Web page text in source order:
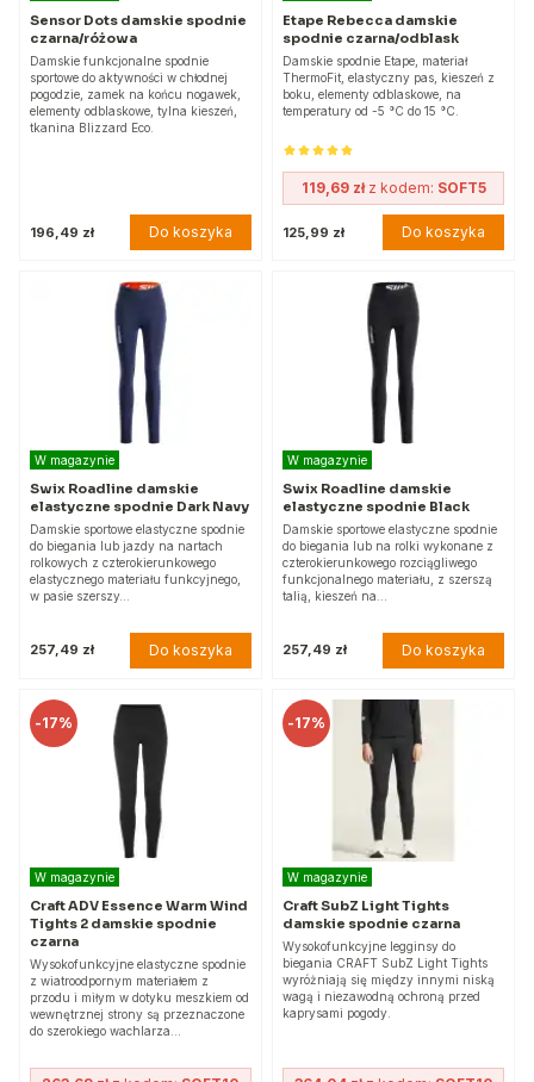
Sensor Dots damskie spodnie
czarna/różowa
Damskie funkcjonalne spodnie
sportowe do aktywności w chłodnej
pogodzie, zamek na końcu nogawek,
elementy odblaskowe, tylna kieszeń,
tkanina Blizzard Eco.
196,49 zł Do koszyka
Etape Rebecca damskie
spodnie czarna/odblask
Damskie spodnie Etape, materiał
ThermoFit, elastyczny pas, kieszeń z
boku, elementy odblaskowe, na
temperatury od -5 °C do 15 °C.
119,69 złz kodem: SOFT5
125,99 zł Do koszyka
W magazynie
Swix Roadline damskie
elastyczne spodnie Dark Navy
Damskie sportowe elastyczne spodnie
do biegania lub jazdy na nartach
rolkowych z czterokierunkowego
elastycznego materiału funkcyjnego,
w pasie szerszy…
257,49 zł Do koszyka
W magazynie
Swix Roadline damskie
elastyczne spodnie Black
Damskie sportowe elastyczne spodnie
do biegania lub na rolki wykonane z
czterokierunkowego rozciągliwego
funkcjonalnego materiału, z szerszą
talią, kieszeń na…
257,49 zł Do koszyka
-17%
W magazynie
Craft ADV Essence Warm Wind
Tights 2 damskie spodnie
czarna
Wysokofunkcyjne elastyczne spodnie
z wiatroodpornym materiałem z
przodu i miłym w dotyku meszkiem od
wewnętrznej strony są przeznaczone
do szerokiego wachlarza…
-17%
W magazynie
Craft SubZ Light Tights
damskie spodnie czarna
Wysokofunkcyjne legginsy do
biegania CRAFT SubZ Light Tights
wyróżniają się między innymi niską
wagą i niezawodną ochroną przed
kaprysami pogody.